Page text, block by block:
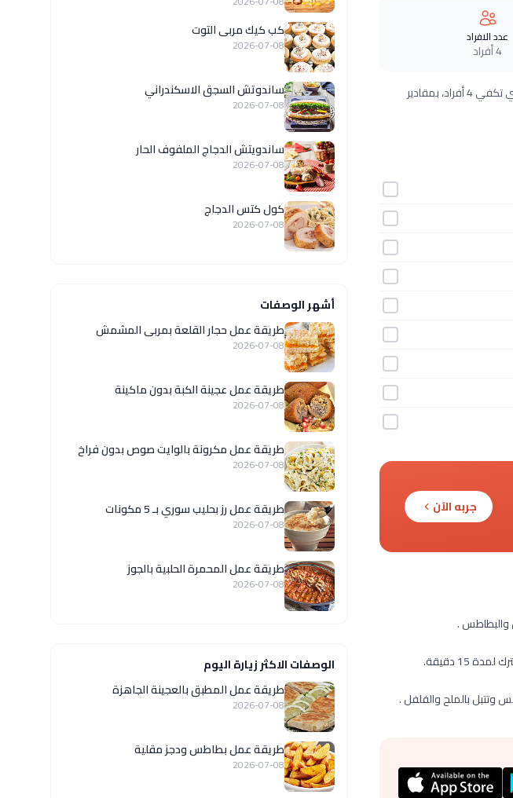
عدد الافراد
4 أفراد
طريقة عمل النودلز بالدجاج خطوة بخطوة بـ9 مكونات وفي 15 دقيقة فقط. وصفة سهلة ومجرّبة من مطبخ دلوقتي تكفي 4 أفراد، بمقادير
جربه الآن
كب كيك مربى التوت
2026-07-08
ساندوتش السجق الاسكندراني
2026-07-08
ساندويتش الدجاج الملفوف الحار
2026-07-08
كول كتس الدجاج
2026-07-08
أشهر الوصفات
طريقة عمل حجار القلعة بمربى المشمش
2026-07-08
طريقة عمل عجينة الكبة بدون ماكينة
2026-07-08
طريقة عمل مكرونة بالوايت صوص بدون فراخ
2026-07-08
طريقة عمل رز بحليب سوري بـ 5 مكونات
2026-07-08
طريقة عمل المحمرة الحلبية بالجوز
2026-07-08
الوصفات الاكثر زيارة اليوم
طريقة عمل المطبق بالعجينة الجاهزة
2026-07-08
طريقة عمل بطاطس ودجز مقلية
2026-07-08